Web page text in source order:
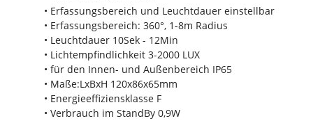
• Erfassungsbereich und Leuchtdauer einstellbar
• Erfassungsbereich: 360°, 1-8m Radius
• Leuchtdauer 10Sek - 12Min
• Lichtempfindlichkeit 3-2000 LUX
• für den Innen- und Außenbereich IP65
• Maße:LxBxH 120x86x65mm
• Energieeffiziensklasse F
• Verbrauch im StandBy 0,9W